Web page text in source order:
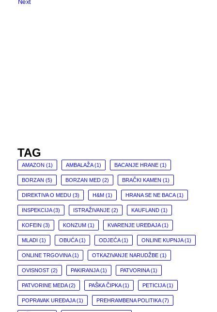
Next
TAG
AMAZON (1) AMBALAŽA(1) BACANJE HRANE (1)
BORZAN (5) BORZAN MED (2) BRAČKI KAMEN (1)
DIREKTIVA O MEDU (3) H&M (1) HRANA SE NE BACA(1)
INSPEKCIJA(3) ISTRAŽIVANJE (2) KAUFLAND (1)
KOFEIN (3) KONZUM (1) KVARENJE UREĐAJA(1)
MLADI (1) OBUĆA(1) ODJEĆA(1) ONLINE KUPNJA(1)
ONLINE TRGOVINA(1) OTKAZIVANJE NARUDŽBE (1)
OVISNOST (2) PAKIRANJA(1) PATVORINA(1)
PATVORINE MEDA(2) PAŠKA ČIPKA(1) PETICIJA(1)
POPRAVAK UREĐAJA(1) PREHRAMBENA POLITIKA(7)